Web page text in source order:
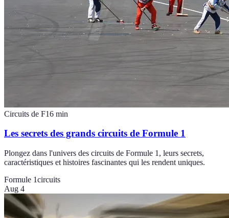
Circuits de F16 min
Les secrets des grands circuits de Formule 1
Plongez dans l'univers des circuits de Formule 1, leurs secrets,
caractéristiques et histoires fascinantes qui les rendent uniques.
Formule 1circuits
Aug 4